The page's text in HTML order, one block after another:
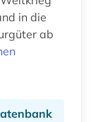
in die
ab